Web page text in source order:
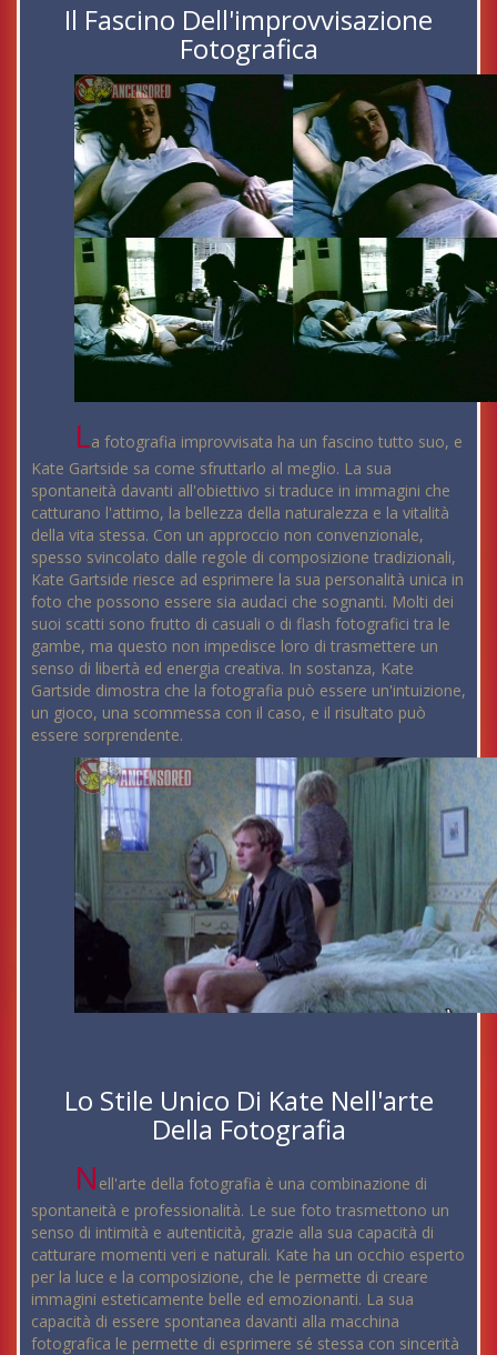
Il Fascino Dell'improvvisazione
Fotografica
La fotografia improvvisata ha un fascino tutto suo, e
Kate Gartside sa come sfruttarlo al meglio. La sua
spontaneità davanti all'obiettivo si traduce in immagini che
catturano l'attimo, la bellezza della naturalezza e la vitalità
della vita stessa. Con un approccio non convenzionale,
spesso svincolato dalle regole di composizione tradizionali,
Kate Gartside riesce ad esprimere la sua personalità unica in
foto che possono essere sia audaci che sognanti. Molti dei
suoi scatti sono frutto di casuali o di flash fotografici tra le
gambe, ma questo non impedisce loro di trasmettere un
senso di libertà ed energia creativa. In sostanza, Kate
Gartside dimostra che la fotografia può essere un'intuizione,
un gioco, una scommessa con il caso, e il risultato può
essere sorprendente.
Lo Stile Unico Di Kate Nell'arte
Della Fotografia
N ell'arte della fotografia è una combinazione di
spontaneità e professionalità. Le sue foto trasmettono un
senso di intimità e autenticità, grazie alla sua capacità di
catturare momenti veri e naturali. Kate ha un occhio esperto
per la luce e la composizione, che le permette di creare
immagini esteticamente belle ed emozionanti. La sua
capacità di essere spontanea davanti alla macchina
fotografica le permette di esprimere sé stessa con sincerità